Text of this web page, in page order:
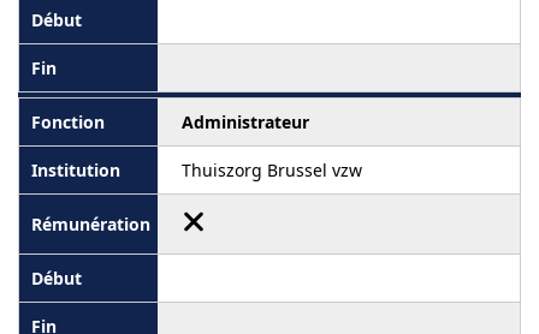
Administrateur
Thuiszorg Brussel vzw